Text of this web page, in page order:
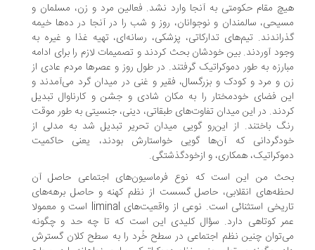
مقام حکومتی به آنجا وارد نشد. فعالین مرد و زن، مسلمان و
سالمندان و نوجوانان، روز و شب را در آنجا در ده‌ها خیمه
تیم‌های تدارکاتی، پزشکی، رسانه‌ای، تهیه غذا و غیره به
آوردند. بین خودشان بحث کردند و تصمیمات لازم را برای ادامه
به طور دموکراتیک ‌گرفتند. در طول روز و عصرها مردم عادی از
و مرد و کودک و بزرگسال، فقیر و غنی در میدان گرد می‌آمدند و
فضای خودمختار را به مکان شادی و جشن و کارناوال تبدیل
در این میدان تفاوت‌های طبقاتی، دینی، جنسیتی به طور موقت
باختند. از این‌رو گویی میدان تحریر تبدیل شد به مدلی از
که آن‌ها گویی خواستارش بودند، یعنی حاکمیت
همکاری، و ازخودگذشتگی.
من این است که نوع فرماسیون‌های اجتماعی حاصل آن
انقلابی، حاصل گسست از نظم کهنه و حاصل برهه‌های
تاریخی استثنائی است. نوعی از واقعیت‌های liminal است و معمولا
کوتاهی دارد. سؤال کلیدی این است که تا چه حد و چگونه
چنین نظم اجتماعی در سطح خُرد را به سطح کلان گسترش